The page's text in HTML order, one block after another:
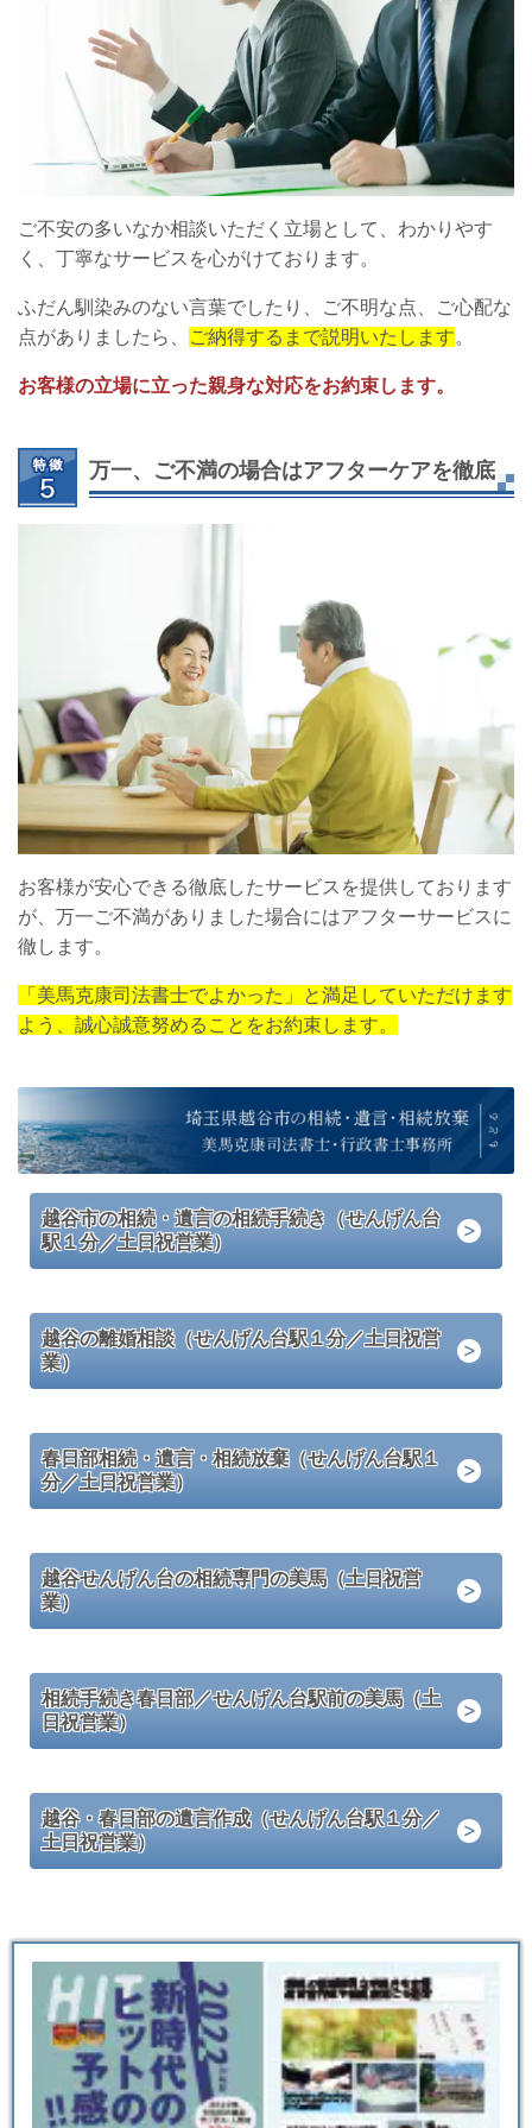
ご不安の多いなか相談いただく立場として、わかりやす
く、丁寧なサービスを心がけております。
ふだん馴染みのない言葉でしたり、ご不明な点、ご心配な
点がありましたら、
ご納得するまで説明いたします。
お客様の立場に立った親身な対応をお約束します。
万一、ご不満の場合はアフターケアを徹底
お客様が安心できる徹底したサービスを提供しております
が、万一ご不満がありました場合にはアフターサービスに
徹します。
「美馬克康司法書士でよかった」と満足していただけます
よう、誠心誠意努めることをお約束します。
越谷市の相続・遺言の相続手続き（せんげん台
駅１分／土日祝営業）
越谷の離婚相談（せんげん台駅１分／土日祝営
業）
春日部相続・遺言・相続放棄（せんげん台駅１
分／土日祝営業）
越谷せんげん台の相続専門の美馬（土日祝営
業）
相続手続き春日部／せんげん台駅前の美馬（土
日祝営業）
越谷・春日部の遺言作成（せんげん台駅１分／
土日祝営業）